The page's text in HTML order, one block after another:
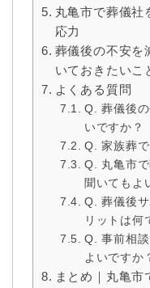
丸亀市で葬儀社
応力
葬儀後の不安を
いておきたいこ
よくある質問
Q. 葬儀後
いですか？
Q. 家族葬
Q. 丸亀市
聞いてもよ
Q. 葬儀後
リットは何
Q. 事前相
よいですか
まとめ｜丸亀市